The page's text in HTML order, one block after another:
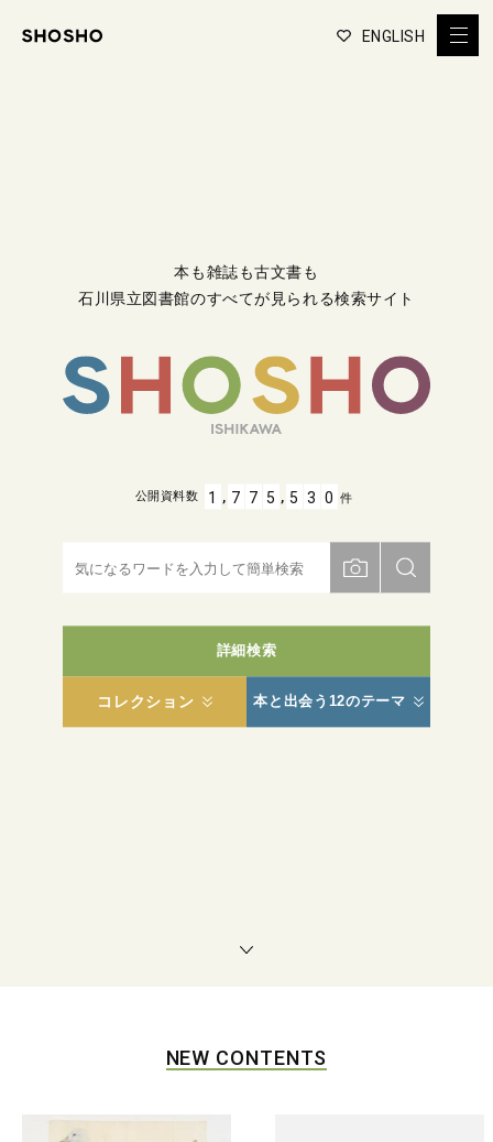
ENGLISH
本も雑誌も古文書も
石川県立図書館のすべてが見られる検索サイト
詳細検索
コレクション 本と出会う12のテーマ
公開資料数 1 , 7 7 5 , 5 3 0 件
NEW CONTENTS